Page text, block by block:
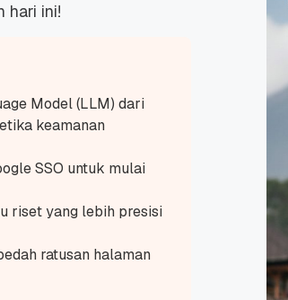
hari ini!
Model(LLM) dari
keamanan
SSO untuk mulai
riset yang lebih presisi
ratusan halaman